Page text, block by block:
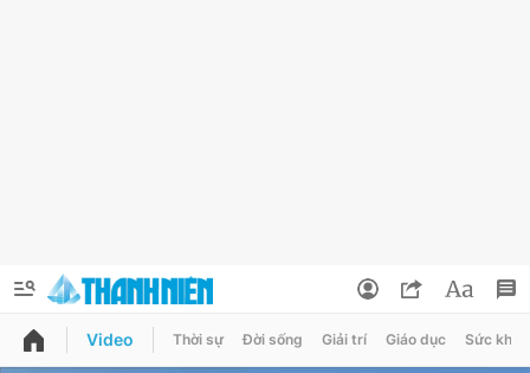
QUẢNG CÁO
Video Thời sự Đời sống Giải trí Giáo dục Sức khỏe